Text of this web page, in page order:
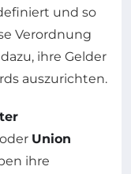
und so
Verordnung
ihre Gelder
auszurichten.
oder Union
ihre